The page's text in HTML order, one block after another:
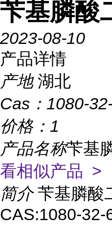
苄基膦酸
2023-08-10
产品详情
产地 湖北
Cas： 1080-
价格： 1
产品名称苄基
看相似产品 >
简介 苄基膦酸
CAS:1080-32-